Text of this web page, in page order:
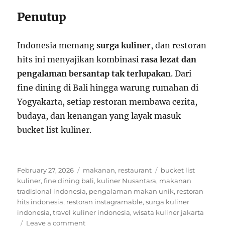
Penutup
Indonesia memangsurga kuliner, dan restoran
hits ini menyajikan kombinasirasa lezat dan
pengalaman bersantap tak terlupakan. Dari
fine dining di Bali hingga warung rumahan di
Yogyakarta, setiap restoran membawa cerita,
budaya, dan kenangan yang layak masuk
bucket list kuliner.
Posted
on
February 27, 2026 Categories
makanan, restaurant Tags
bucket list
kuliner,fine dining bali, kuliner Nusantara, makanan
tradisional indonesia, pengalaman makan unik, restoran
hits indonesia, restoran instagramable,surga kuliner
indonesia,travel kuliner indonesia,wisata kuliner jakarta
Leave a commenton